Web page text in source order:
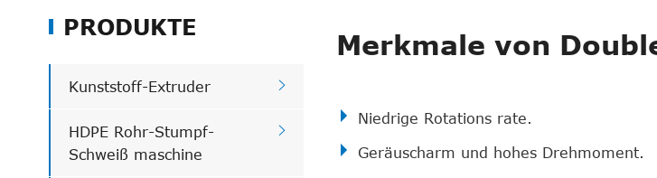
PRODUKTE
Kunststoff-Extruder 
HDPE Rohr-Stumpf-
Schweiß maschine

Merkmale von
Niedrige Rotations rate.
Geräuscharm und hohes Drehmoment.